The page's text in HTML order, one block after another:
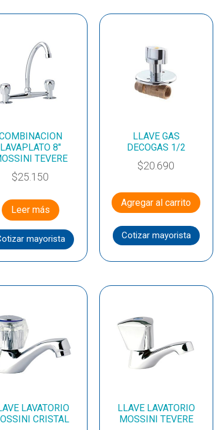
LAVAPLATO 8″
TEVERE
$25.150
Leer más
mayorista
LLAVE GAS
DECOGAS 1/2
$20.690
Agregar al carrito
Cotizar mayorista
LAVATORIO
CRISTAL
LLAVE LAVATORIO
MOSSINI TEVERE